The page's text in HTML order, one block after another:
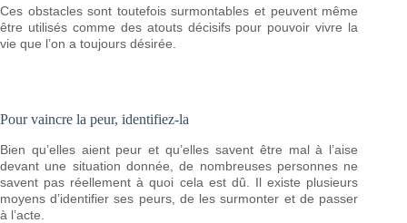
Ces obstacles sont toutefois surmontables et peuvent même
être utilisés comme des atouts décisifs pour pouvoir vivre la
vie que l’on a toujours désirée.
Pour vaincre la peur, identifiez-la
Bien qu’elles aient peur et qu’elles savent être mal à l’aise
devant une situation donnée, de nombreuses personnes ne
savent pas réellement à quoi cela est dû. Il existe plusieurs
moyens d’identifier ses peurs, de les surmonter et de passer
à l’acte.